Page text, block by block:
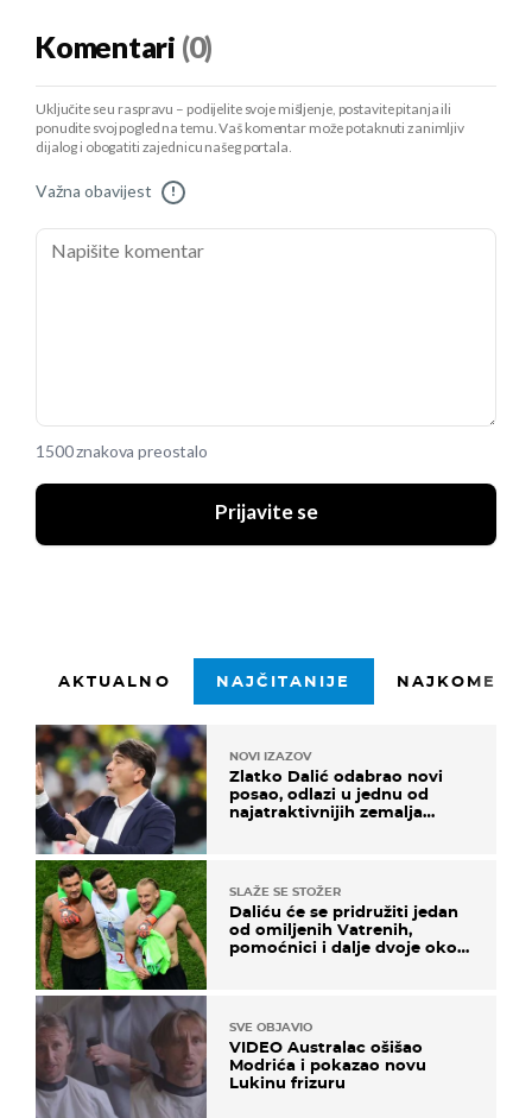
Komentari (0)
Uključite se u raspravu – podijelite svoje mišljenje, postavite pitanja ili
ponudite svoj pogled na temu. Vaš komentar može potaknuti zanimljiv
dijalog i obogatiti zajednicu našeg portala.
Važna obavijest !
1500 znakova preostalo
Prijavite se
AKTUALNO NAJČITANIJE
NOVI IZAZOV
Zlatko Dalić odabrao novi
posao, odlazi u jednu od
najatraktivnijih zemalja
SLAŽE SE STOŽER
Daliću će se pridružiti jedan
od omiljenih Vatrenih,
pomoćnici i dalje dvoje oko
SVE OBJAVIO
VIDEO Australac ošišao
Modrića i pokazao novu
Lukinu frizuru